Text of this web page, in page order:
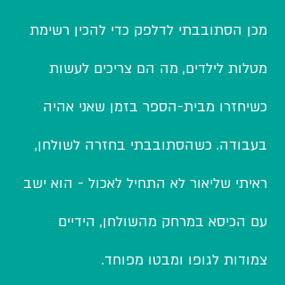
מכן הסתובבתי לדלפק כדי להכין רשימת
מטלות לילדים, מה הם צריכים לעשות
כשיחזרו מבית-הספר בזמן שאני אהיה
בעבודה. כשהסתובבתי בחזרה לשולחן,
ראיתי שליאור לא התחיל לאכול - הוא ישב
עם הכיסא במרחק מהשולחן, הידיים
צמודות לגופו ומבטו מפוחד.